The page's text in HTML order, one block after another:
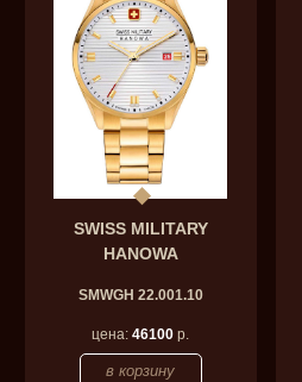
SWISS MILITARY
HANOWA
SMWGH 22.001.10
цена:46100 р.